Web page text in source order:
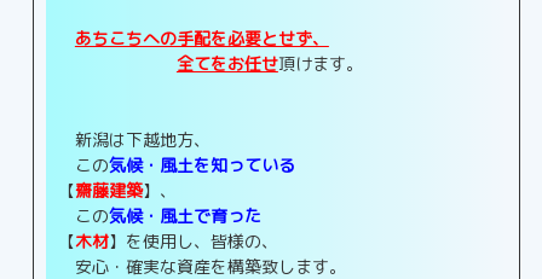
あちこちへの手配を必要とせず、
全てをお任せ頂けます。
新潟は下越地方、
この気候・風土を知っている
【齋藤建築】、
この気候・風土で育った
【木材】を使用し、皆様の、
安心・確実な資産を構築致します。